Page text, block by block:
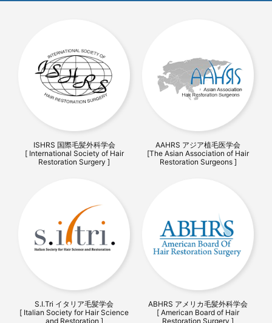
ISHRS 国際毛髪外科学会
[ International Society of Hair
Restoration Surgery ]
AAHRS アジア植毛医学会
[The Asian Association of Hair
Restoration Surgeons ]
S.I.Tri イタリア毛髪学会
[ Italian Society for Hair Science
and Restoration ]
ABHRS アメリカ毛髪外科学会
[ American Board of Hair
Restoration Surgery ]